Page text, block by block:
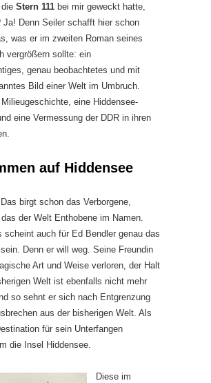
Stern 111 bei mir geweckt hatte,
Ja! Denn Seiler schafft hier schon
was er im zweiten Roman seines
vergrößern sollte: ein
genau beobachtetes und mit
Bild einer Welt im Umbruch.
eine Hiddensee-
eine Vermessung der DDR in ihren
auf Hiddensee
birgt schon das Verborgene,
der Welt Enthobene im Namen.
scheint auch für Ed Bendler genau das
Denn er will weg. Seine Freundin
Art und Weise verloren, der Halt
Welt ist ebenfalls nicht mehr
so sehnt er sich nach Entgrenzung
aus der bisherigen Welt. Als
für sein Unterfangen
die Insel Hiddensee.
Diese im